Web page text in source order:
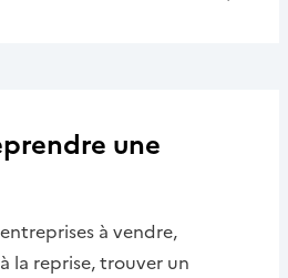
une
à vendre,
la reprise, trouver un